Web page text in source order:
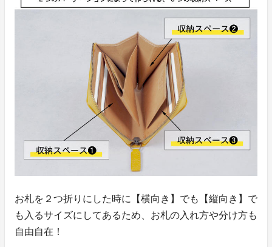
お札を２つ折りにした時に【横向き】でも【縦向き】で
も入るサイズにしてあるため、お札の入れ方や分け方も
自由自在！